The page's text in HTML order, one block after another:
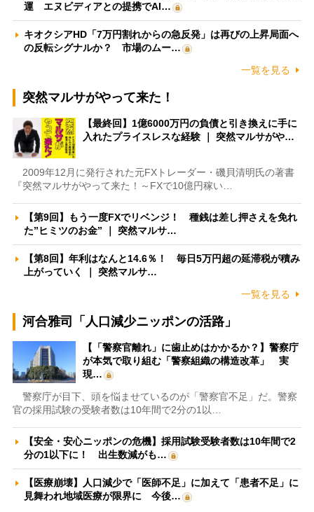
運 エヌビディアとの提携でAI…
キオクシアHD「7万円割れからの急反発」は再びの上昇局面へ
の反転シグナルか？ 市場のムー…
一覧を見る
突然マルサがやって来た！
【最終回】1億6000万円の負債と引き換えに手に
入れたプライスレスな経験 ｜ 突然マルサがや…
2009年12月に発行された元FXトレーダー・磯貝清明氏の著書
『突然マルサがやって来た！～FXで10億円稼い…
【第9回】もう一度FXでリベンジ！ 種銭は差し押さえを免れ
た”ヒミツのお金” ｜ 突然マルサ…
【第8回】年利はなんと14.6％！ 毎日5万円超の延滞税が積み
上がっていく ｜ 突然マルサ…
一覧を見る
河合雅司「人口減少ニッポンの活路」
【「警察官離れ」に歯止めはかかるか？】警察庁
が本気で取り組む「警察組織の構造改革」 実
現…
警察庁が目下、頭を悩ませているのが「警察官不足」だ。警察
官の採用試験の受験者数は10年間で2分の1以…
【安全・安心ニッポンの危機】採用試験受験者数は10年間で2
分の1以下に！ 出生数減がも…
【医療崩壊】人口減少で「医師不足」に加えて「患者不足」に
見舞われ地域医療が限界に 今後…